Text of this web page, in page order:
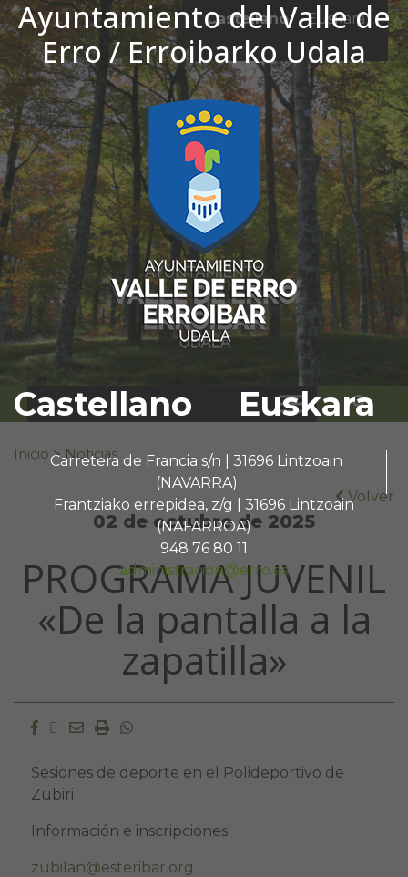
Ayuntamiento del Valle de
Erro / Erroibarko Udala
Castellano Euskara
Carretera de Francia s/n | 31696 Lintzoain
(NAVARRA)
Frantziako errepidea, z/g | 31696 Lintzoain
(NAFARROA)
948 76 80 11
administracion@erro.es
Ir al contenido
Castellano
Euskara
El tiempo - Tutiempo.net
Buscar:
Inicio > Noticias
Volver
02 de octubre de 2025
PROGRAMA JUVENIL
«De la pantalla a la
zapatilla»
Facebook
Twitter
EmailImprimir
Whatsapp
Sesiones de deporte en el Polideportivo de
Zubiri
Información e inscripciones:
zubilan@esteribar.org